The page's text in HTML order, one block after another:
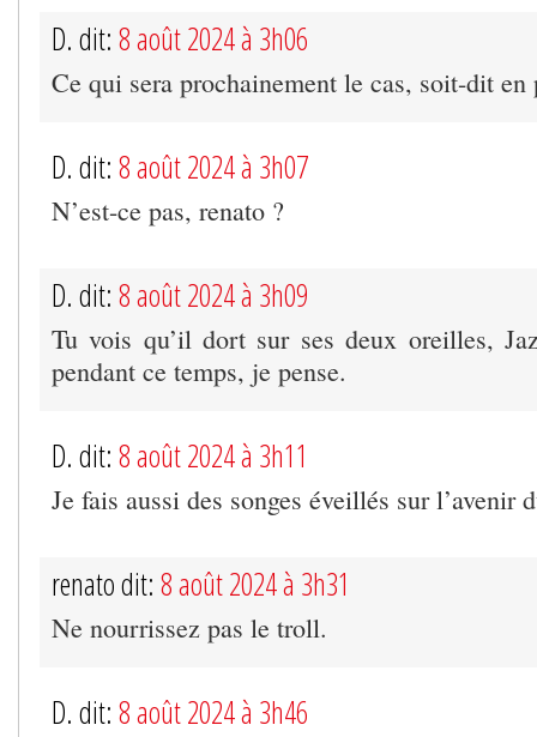
D. dit: 8 août 2024 à 3h06
Ce qui sera prochainement le cas, soit-dit en
D. dit: 8 août 2024 à 3h07
N’est-ce pas, renato ?
D. dit: 8 août 2024 à 3h09
Tu vois qu’il dort sur ses deux oreilles,
pendant ce temps, je pense.
D. dit: 8 août 2024 à 3h11
Je fais aussi des songes éveillés sur l’avenir
renato dit: 8 août 2024 à 3h31
Ne nourrissez pas le troll.
D. dit: 8 août 2024 à 3h46